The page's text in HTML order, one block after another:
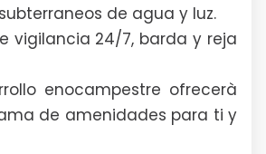
de agua y luz.
vigilancia 24/7, barda y reja
enocampestre ofrecerà
de amenidades para ti y